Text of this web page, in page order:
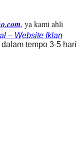
, ya kami ahli
– Website Iklan
tempo 3-5 hari